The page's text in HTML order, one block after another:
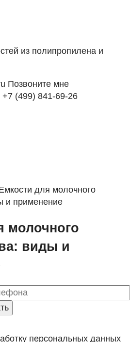
из полипропилена и
Позвоните мне
+7 (499) 841-69-26
для молочного
и применение
молочного
виды и
персональных данных